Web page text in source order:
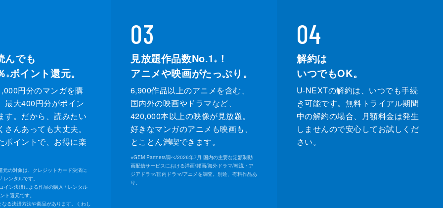
んでも
※ポイント還元。
円分のマンガを購
最大400円分がポイン
す。だから、読みたい
さんあっても大丈夫。
ポイントで、お得に楽
元の対象は、クレジットカード決済に
ンタルです。
イン決済による作品の購入 / レンタル
ト還元です。
なる決済方法や商品があります。くわし
03
見放題作品数No.1 ※
！
アニメや映画がたっぷり。
6,900作品以上のアニメを含む、
国内外の映画やドラマなど、
420,000本以上の映像が見放題。
好きなマンガのアニメも映画も、
とことん満喫できます。
※GEM Partners調べ/2026年7⽉ 国内の主要な定額制動
画配信サービスにおける洋画/邦画/海外ドラマ/韓流・ア
ジアドラマ/国内ドラマ/アニメを調査。別途、有料作品あ
り。
04
解約は
いつでもOK。
U-NEXTの解約は、いつでも手続
き可能です。無料トライアル期間
中の解約の場合、月額料金は発生
しませんので安心してお試しくだ
さい。